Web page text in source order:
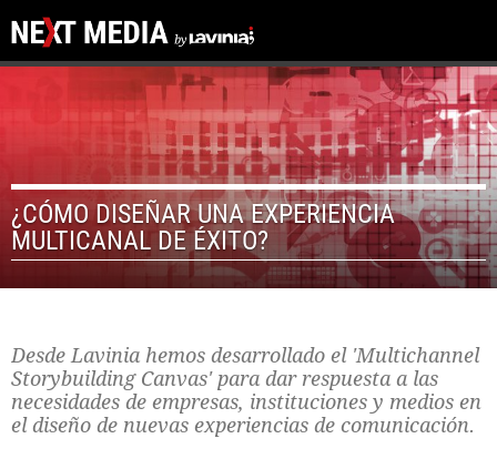
¿CÓMO DISEÑAR UNA EXPERIENCIA
MULTICANAL DE ÉXITO?
Desde Lavinia hemos desarrollado el 'Multichannel
Storybuilding Canvas' para dar respuesta a las
necesidades de empresas, instituciones y medios en
el diseño de nuevas experiencias de comunicación.